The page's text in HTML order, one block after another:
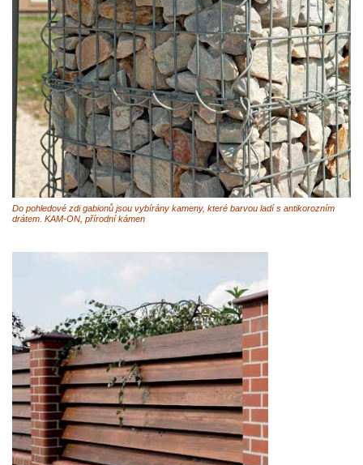
Do pohledové zdi gabionů jsou vybírány kameny, které barvou ladí s antikorozním
drátem. KAM-ON, přírodní kámen